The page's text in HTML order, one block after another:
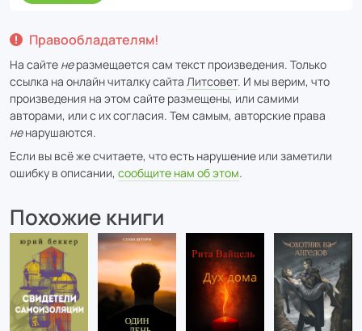
Правообладателям!
На сайте неразмещается сам текст произведения. Только
ссылка на онлайн читалку сайта Литсовет. И мы верим, что
произведения на этом сайте размещены, или самими
авторами, или с их согласия. Тем самым, авторские права
ненарушаются.
Если вы всё же считаете, что есть нарушение или заметили
ошибку в описании, сообщите нам об этом.
Похожие книги